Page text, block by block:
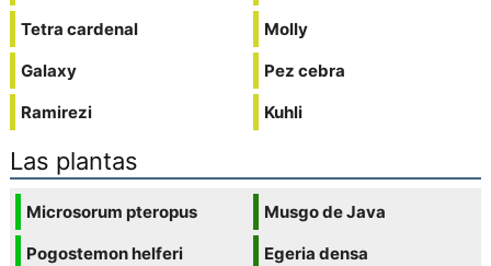
Tetra cardenal
Galaxy
Ramirezi
Molly
Pez cebra
Kuhli
Las plantas
Microsorum pteropus
Pogostemon helferi
Musgo de Java
Egeria densa